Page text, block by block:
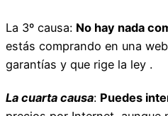
La 3º causa: No hay nada
estás comprando en una
garantías y que rige la ley .
La cuarta causa: Puedes